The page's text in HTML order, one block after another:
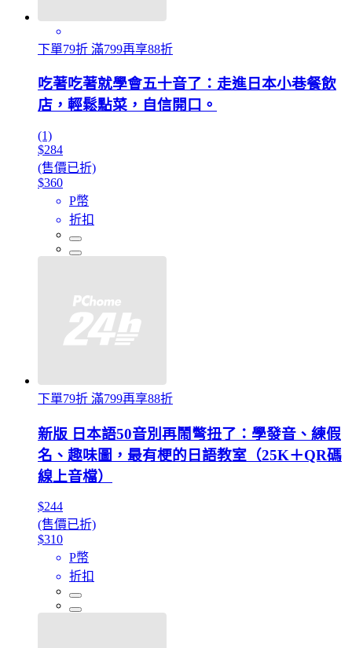
下單79折 滿799再享88折
吃著吃著就學會五十音了：走進日本小巷餐飲
店，輕鬆點菜，自信開口。
(1)
$284
(售價已折)
$360
P幣
折扣
下單79折 滿799再享88折
新版 日本語50音別再鬧彆扭了：學發音、練假
名、趣味圖，最有梗的日語教室（25K＋QR碼
線上音檔）
$244
(售價已折)
$310
P幣
折扣